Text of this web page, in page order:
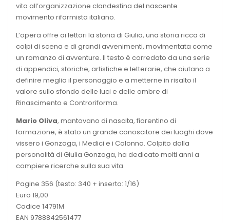
vita all’organizzazione clandestina del nascente
movimento riformista italiano.
L’opera offre ai lettori la storia di Giulia, una storia ricca di
colpi di scena e di grandi avvenimenti, movimentata come
un romanzo di avventure. Il testo è corredato da una serie
di appendici, storiche, artistiche e letterarie, che aiutano a
definire meglio il personaggio e a metterne in risalto il
valore sullo sfondo delle luci e delle ombre di
Rinascimento e Controriforma.
Mario Oliva, mantovano di nascita, fiorentino di
formazione, è stato un grande conoscitore dei luoghi dove
vissero i Gonzaga, i Medici e i Colonna. Colpito dalla
personalità di Giulia Gonzaga, ha dedicato molti anni a
compiere ricerche sulla sua vita.
Pagine 356 (testo: 340 + inserto: 1/16)
Euro 19,00
Codice 14791M
EAN 9788842561477